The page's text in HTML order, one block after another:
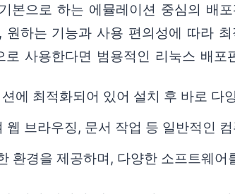
본으로 하는 에뮬레이션 중심의 배
하는 기능과 사용 편의성에 따라
사용한다면 범용적인 리눅스 배포
에 최적화되어 있어 설치 후 바로 다
웹 브라우징, 문서 작업 등 일반적인
환경을 제공하며, 다양한 소프트웨